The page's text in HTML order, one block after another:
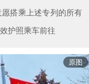
搭乘上述专列的所有
护照乘车前往
原图